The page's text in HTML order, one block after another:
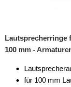
Radioeinbausets
SD-Adapter
Lautsprecherringe
100 mm -
für 100 mm